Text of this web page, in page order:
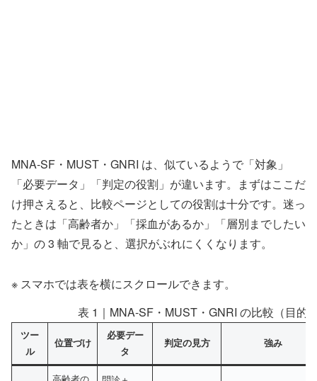
MNA-SF・MUST・GNRI は、似ているようで「対象」
「必要データ」「判定の役割」が違います。まずはここだ
け押さえると、比較ページとしての役割は十分です。迷っ
たときは「高齢者か」「採血があるか」「層別までしたい
か」の 3 軸で見ると、選択がぶれにくくなります。
※ スマホでは表を横にスクロールできます。
表 1｜MNA-SF・MUST・GNRI の比較（目的
ツー
ル
位置づけ
必要デー
タ
判定の見方 強み